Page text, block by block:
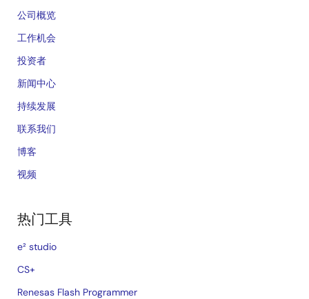
公司概览
工作机会
投资者
新闻中心
持续发展
联系我们
博客
视频
热门工具
e² studio
CS+
Renesas Flash Programmer